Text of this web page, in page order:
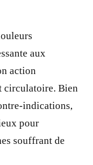
aux
action
circulatoire. Bien
indications,
pour
souffrant de